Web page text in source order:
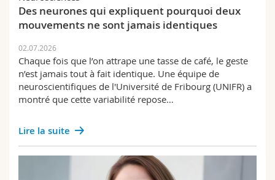
Des neurones qui expliquent pourquoi deux
mouvements ne sont jamais identiques
02.07.2026
Chaque fois que l’on attrape une tasse de café, le geste
n’est jamais tout à fait identique. Une équipe de
neuroscientifiques de l'Université de Fribourg (UNIFR) a
montré que cette variabilité repose…
Lire la suite